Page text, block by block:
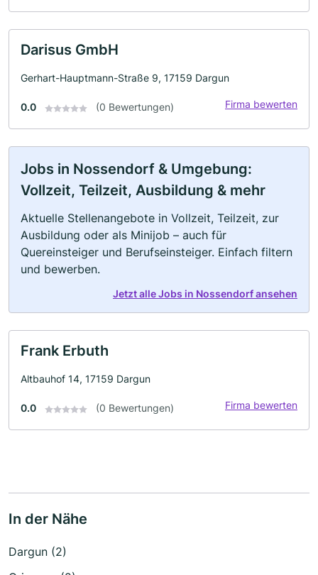
Darisus GmbH
Gerhart-Hauptmann-Straße 9, 17159 Dargun
0.0 (0 Bewertungen) Firma bewerten
Jobs in Nossendorf & Umgebung:
Vollzeit, Teilzeit, Ausbildung & mehr
Aktuelle Stellenangebote in Vollzeit, Teilzeit, zur
Ausbildung oder als Minijob – auch für
Quereinsteiger und Berufseinsteiger. Einfach filtern
und bewerben.
Jetzt alle Jobs in Nossendorf ansehen
Frank Erbuth
Altbauhof 14, 17159 Dargun
0.0 (0 Bewertungen) Firma bewerten
In der Nähe
Dargun (2)